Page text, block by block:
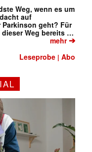
Weg, wenn es um
auf
Parkinson geht? Für
Weg bereits …
mehr➔
Leseprobe |Abo